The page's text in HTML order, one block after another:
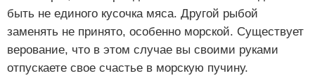
быть не единого кусочка мяса. Другой рыбой
заменять не принято, особенно морской. Существует
верование, что в этом случае вы своими руками
отпускаете свое счастье в морскую пучину.